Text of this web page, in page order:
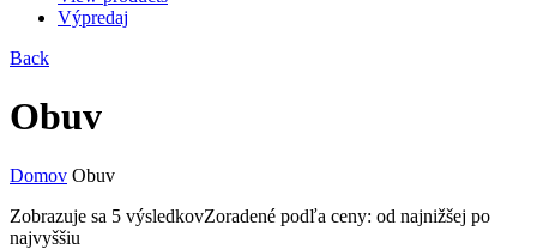
Výpredaj
Back
Obuv
Domov Obuv
Zobrazuje sa 5 výsledkovZoradené podľa ceny: od najnižšej po
najvyššiu